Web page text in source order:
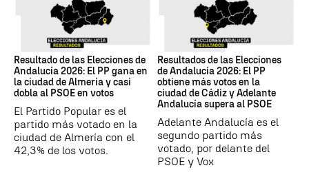
Resultado de las Elecciones de
Andalucía 2026: El PP gana en
la ciudad de Almería y casi
dobla al PSOE en votos
El Partido Popular es el
partido más votado en la
ciudad de Almería con el
42,3% de los votos.
Resultados de las Elecciones
de Andalucía 2026: El PP
obtiene más votos en la
ciudad de Cádiz y Adelante
Andalucía supera al PSOE
Adelante Andalucía es el
segundo partido más
votado, por delante del
PSOE y Vox